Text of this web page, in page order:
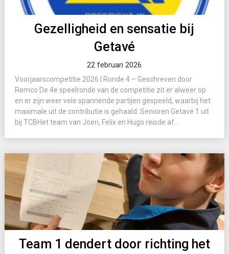
Gezelligheid en sensatie bij
Getavé
22 februari 2026
Voorjaarscompetitie 2026 | Ronde 4 – Geschreven door
Remco De 4e speelronde van de competitie zit er alweer op
en er zijn weer vele spannende partijen gespeeld, waarbij het
maximale uit de contributie is gehaald. Senioren Getavé 1 uit
bij TCBHet team van Joeri, Felix en Hugo reisde af...
Team 1 dendert door richting het